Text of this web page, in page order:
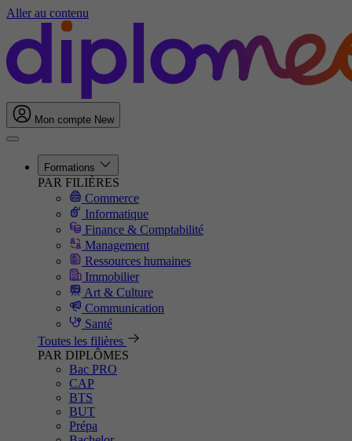
Aller au contenu
Mon compte New
Formations
PAR FILIÈRES
Commerce
Informatique
Finance & Comptabilité
Management
Ressources humaines
Immobilier
Art & Culture
Communication
Santé
Toutes les filières
PAR DIPLÔMES
Bac PRO
CAP
BTS
BUT
Prépa